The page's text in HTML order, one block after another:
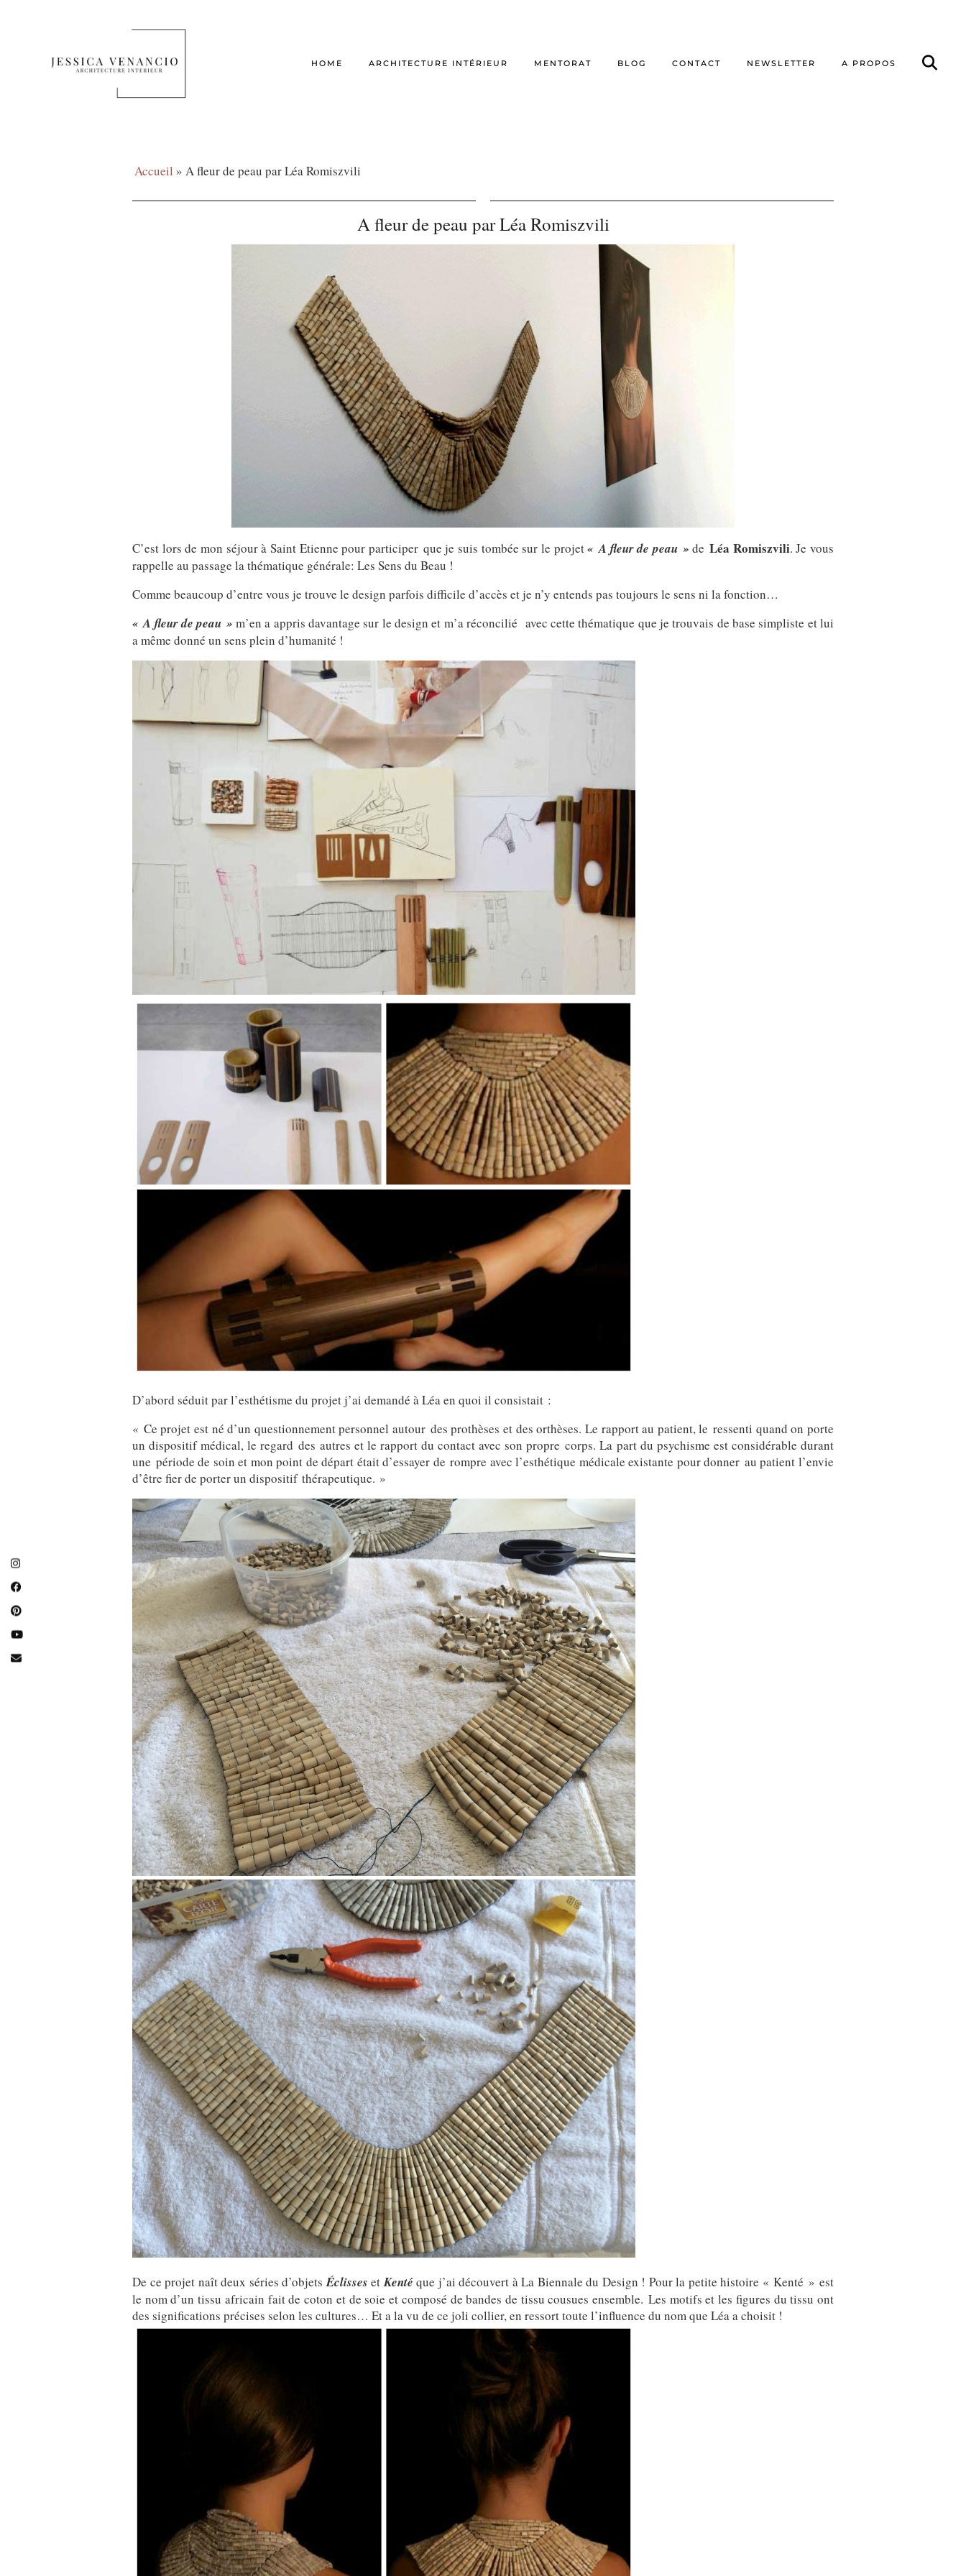
HOME ARCHITECTURE INTÉRIEUR MENTORAT BLOG CONTACT NEWSLETTER A PROPOS
Accueil » A fleur de peau par Léa Romiszvili
A fleur de peau par Léa Romiszvili
C’est lors de mon séjour à Saint Etienne pour participer que je suis tombée sur le projet« A fleur de peau » deLéa Romiszvili. Je vous
rappelle au passage la thématique générale: Les Sens du Beau !
Comme beaucoup d’entre vous je trouve le design parfois difficile d’accès et je n’y entends pas toujours le sens ni la fonction…
« A fleur de peau » m’en a appris davantage sur le design et m’a réconcilié avec cette thématique que je trouvais de base simpliste et lui
a même donné un sens plein d’humanité !
D’abord séduit par l’esthétisme du projet j’ai demandé à Léa en quoi il consistait :
« Ce projet est né d’un questionnement personnel autour des prothèses et des orthèses. Le rapport au patient, le ressenti quand on porte
un dispositif médical, le regard des autres et le rapport du contact avec son propre corps. La part du psychisme est considérable durant
une période de soin et mon point de départ était d’essayer de rompre avec l’esthétique médicale existante pour donner au patient l’envie
d’être fier de porter un dispositif thérapeutique. »
De ce projet naît deux séries d’objetsÉclisses etKenté que j’ai découvert à La Biennale du Design ! Pour la petite histoire « Kenté » est
le nom d’un tissu africain fait de coton et de soie et composé de bandes de tissu cousues ensemble. Les motifs et les figures du tissu ont
des significations précises selon les cultures… Et a la vu de ce joli collier, en ressort toute l’influence du nom que Léa a choisit !